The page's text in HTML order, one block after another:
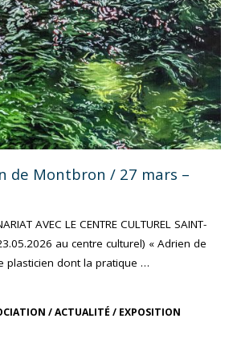
de Montbron / 27 mars –
AVEC LE CENTRE CULTUREL SAINT-
au centre culturel) « Adrien de
plasticien dont la pratique …
/ACTUALITÉ / EXPOSITION